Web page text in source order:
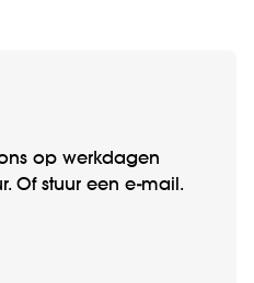
op werkdagen
Of stuur een e-mail.